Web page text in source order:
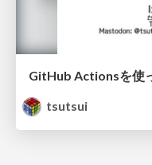
tsutsui